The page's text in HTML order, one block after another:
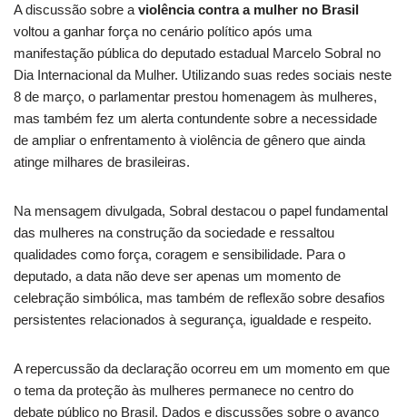
A discussão sobre a violência contra a mulher no Brasil
voltou a ganhar força no cenário político após uma
manifestação pública do deputado estadual Marcelo Sobral no
Dia Internacional da Mulher. Utilizando suas redes sociais neste
8 de março, o parlamentar prestou homenagem às mulheres,
mas também fez um alerta contundente sobre a necessidade
de ampliar o enfrentamento à violência de gênero que ainda
atinge milhares de brasileiras.
Na mensagem divulgada, Sobral destacou o papel fundamental
das mulheres na construção da sociedade e ressaltou
qualidades como força, coragem e sensibilidade. Para o
deputado, a data não deve ser apenas um momento de
celebração simbólica, mas também de reflexão sobre desafios
persistentes relacionados à segurança, igualdade e respeito.
A repercussão da declaração ocorreu em um momento em que
o tema da proteção às mulheres permanece no centro do
debate público no Brasil. Dados e discussões sobre o avanço